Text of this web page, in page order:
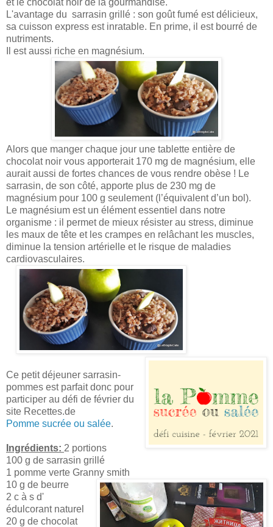
L'avantage du sarrasin grillé : son goût fumé est délicieux,
sa cuisson express est inratable. En prime, il est bourré de
nutriments.
Il est aussi riche en magnésium.
Alors que manger chaque jour une tablette entière de
chocolat noir vous apporterait 170 mg de magnésium, elle
aurait aussi de fortes chances de vous rendre obèse ! Le
sarrasin, de son côté, apporte plus de 230 mg de
magnésium pour 100 g seulement (l’équivalent d’un bol).
Le magnésium est un élément essentiel dans notre
organisme : il permet de mieux résister au stress, diminue
les maux de tête et les crampes en relâchant les muscles,
diminue la tension artérielle et le risque de maladies
cardiovasculaires.
Ce petit déjeuner sarrasin-
pommes est parfait donc pour
participer au défi de février du
site Recettes.de
Pomme sucrée ou salée.
Ingrédients: 2 portions
100 g de sarrasin grillé
1 pomme verte Granny smith
10 g de beurre
2 c à s d'
édulcorant naturel
20 g de chocolat